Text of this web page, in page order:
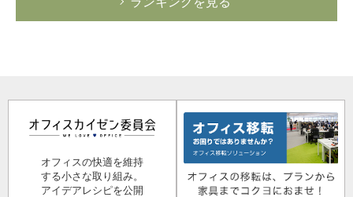
オフィスの快適を維持
する小さな取り組み。
アイデアレシピを公開